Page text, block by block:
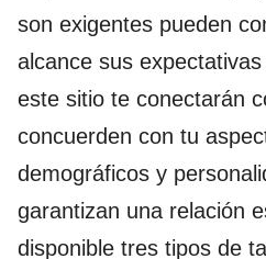
son exigentes pueden
alcance sus
este sitio te conectarán
concuerden con tu
demográficos y
garantizan una relación
disponible tres tipos de